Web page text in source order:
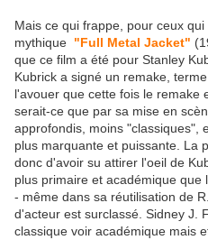
Mais ce qui frappe, pour ceux
mythique "Full Metal Jacket"
que ce film a été pour Stanley
Kubrick a signé un remake,
l'avouer que cette fois le remake
serait-ce que par sa mise en
approfondis, moins "classiques",
plus marquante et puissante. La
donc d'avoir su attirer l'oeil de
plus primaire et académique
- même dans sa réutilisation de
d'acteur est surclassé. Sidney J.
classique voir académique mais